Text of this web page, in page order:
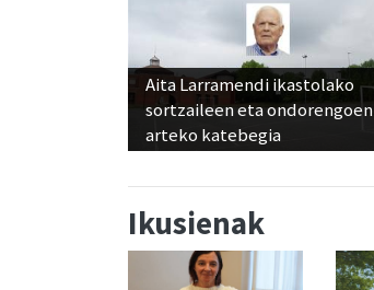
Aita Larramendi ikastolako
sortzaileen eta ondorengoen
arteko katebegia
Ikusienak